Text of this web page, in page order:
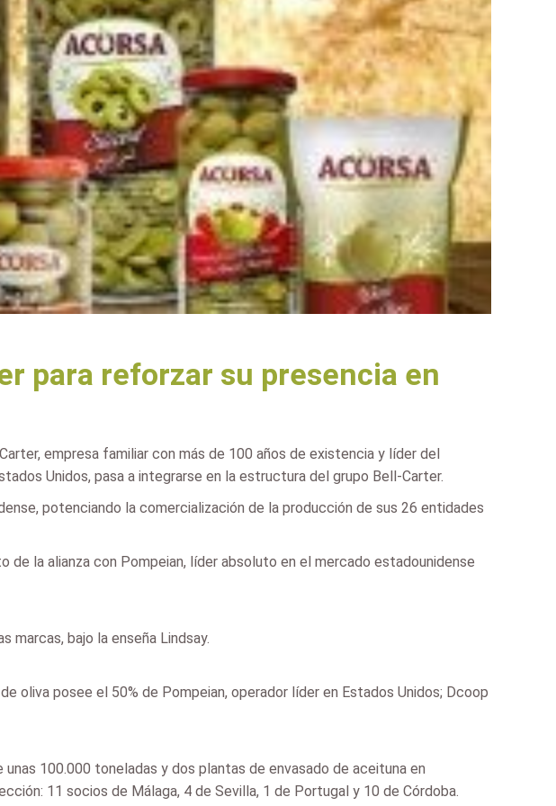
para reforzar su presencia en
empresa familiar con más de 100 años de existencia y líder del
Unidos, pasa a integrarse en la estructura del grupo Bell-Carter.
potenciando la comercialización de la producción de sus 26 entidades
la alianza con Pompeian, líder absoluto en el mercado estadounidense
marcas, bajo la enseña Lindsay.
oliva posee el 50% de Pompeian, operador líder en Estados Unidos; Dcoop
100.000 toneladas y dos plantas de envasado de aceituna en
11 socios de Málaga, 4 de Sevilla, 1 de Portugal y 10 de Córdoba.